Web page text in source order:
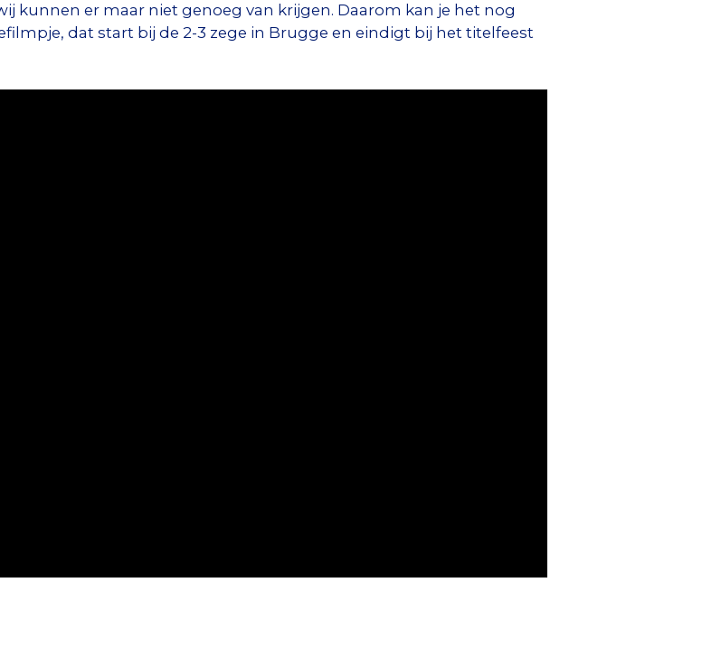
kunnen er maar niet genoeg van krijgen. Daarom kan je het nog
dat start bij de 2-3 zege in Brugge en eindigt bij het titelfeest